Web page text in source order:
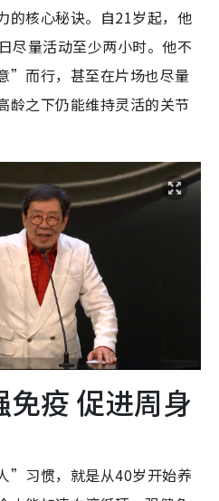
的核心秘诀。自21岁起，他
尽量活动至少两小时。他不
”而行，甚至在片场也尽量
龄之下仍能维持灵活的关节
免疫 促进周身
”习惯，就是从40岁开始养